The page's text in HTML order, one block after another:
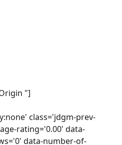
"]
class='jdgm-prev-
rating='0.00' data-
data-number-of-